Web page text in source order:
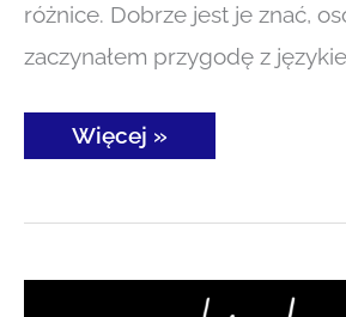
różnice. Dobrze jest je znać,
zaczynałem przygodę z
Więcej »